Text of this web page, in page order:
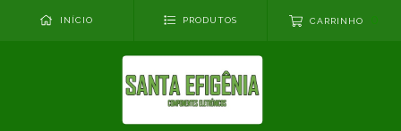
INÍCIO PRODUTOS CARRINHO